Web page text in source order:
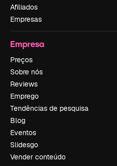
Afiliados
Empresas
Empresa
Preços
Sobre nós
Reviews
Emprego
Tendências de pesquisa
Blog
Eventos
Slidesgo
Vender conteúdo